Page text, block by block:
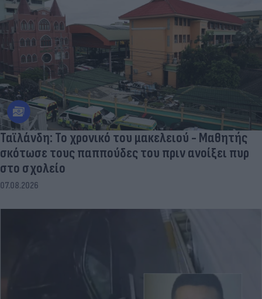
Ταϊλάνδη: Το χρονικό του μακελειού - Μαθητής
σκότωσε τους παππούδες του πριν ανοίξει πυρ
στο σχολείο
07.08.2026